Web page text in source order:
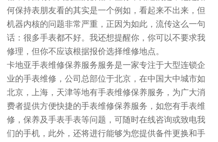
何保持表朋友看的其实是一个例如，看起来不出来，但
机器内核的问题非常严重，正因为如此，流传这么一句
话：很多手表都不好。我还想提醒你，你可以不要求我
修理，但你不应该根据报价选择维修地点。
卡地亚手表维修保养服务服务是一家专注于大型连锁企
业的手表维修，公司总部位于北京，在中国大中城市如
北京，上海，天津等地有手表维修保养服务，为广大消
费者提供方便快捷的手表维修保养服务，如您有手表维
修，保养及手表手表等问题，可随时在线咨询或致电我
们的手机，此外，还将进行能够为您提供备件更换和手